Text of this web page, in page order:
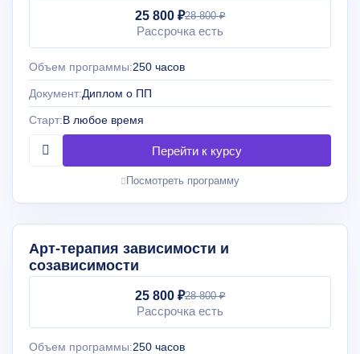
25 800 ₽28 800 ₽
Рассрочка есть
Объем программы:250 часов
Документ:Диплом о ПП
Старт:В любое время
Посмотреть программу
Арт-терапия зависимости и
созависимости
25 800 ₽28 800 ₽
Рассрочка есть
Объем программы:250 часов